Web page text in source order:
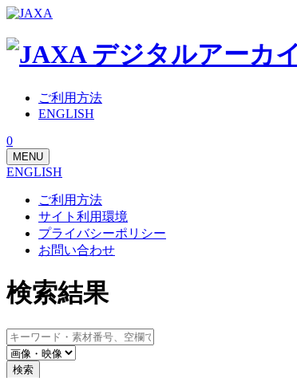
ご利用方法
ENGLISH
0
MENU
ENGLISH
ご利用方法
サイト利用環境
プライバシーポリシー
お問い合わせ
検索結果
検索